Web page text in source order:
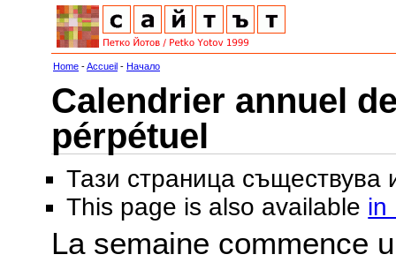
Home -Accueil - Начало
Calendrier annuel
pérpétuel
Тази страница съществува
This page is also available in
La semaine commence